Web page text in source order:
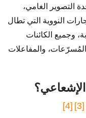
التصوير الغامي،
النووية التي تطال
وجميع الكائنات
المُسرّعات، والمفاعلات
[3]
[4]